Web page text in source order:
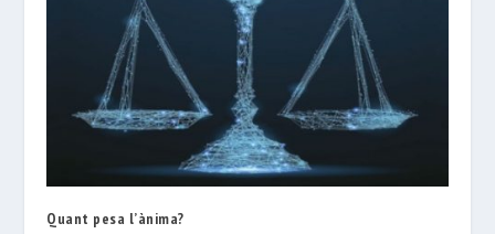
Quant pesa l’ànima?